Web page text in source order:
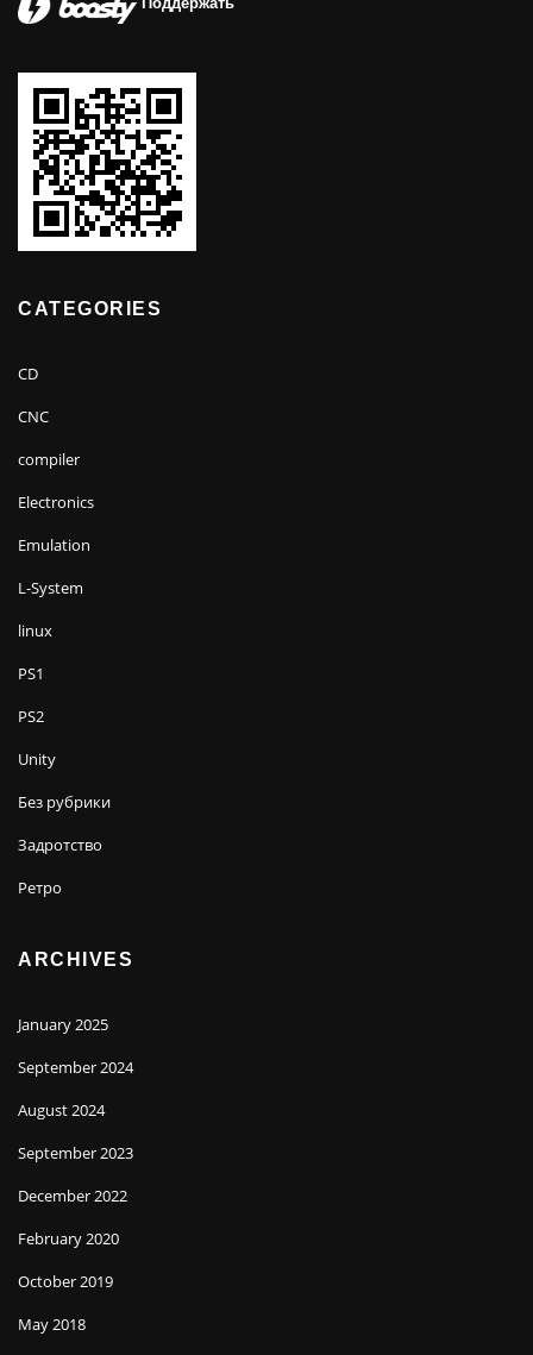
CATEGORIES
CD
CNC
compiler
Electronics
Emulation
L-System
linux
PS1
PS2
Unity
Без рубрики
Задротство
Ретро
ARCHIVES
January 2025
September 2024
August 2024
September 2023
December 2022
February 2020
October 2019
May 2018